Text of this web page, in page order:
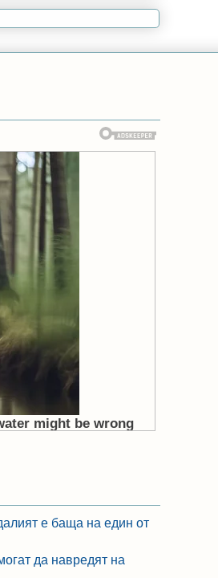
е баща на един от
да навредят на